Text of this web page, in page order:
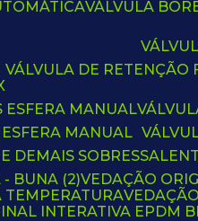
VÁLVULA
VÁLVULA DE RETENÇÃO
ESFERA MANUAL
ESFERA MANUAL
E DEMAIS
- BUNA (2)
VEDAÇÃO
TEMPERATURA
INTERATIVA EPDM